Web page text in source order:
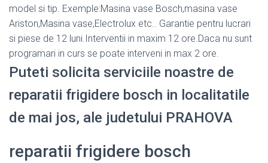
model si tip. Exemple:Masina vase Bosch,masina vase
Ariston,Masina vase,Electrolux etc.. Garantie pentru lucrari
si piese de 12 luni.Interventii in maxim 12 ore.Daca nu sunt
programari in curs se poate interveni in max 2 ore.
Puteti solicita serviciile noastre de
reparatii frigidere bosch in localitatile
de mai jos, ale judetului PRAHOVA
reparatii frigidere bosch